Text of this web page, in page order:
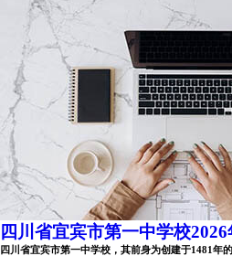
四川省宜宾市第一中学校
四川省宜宾市第一中学校，其前身为创建于1481年